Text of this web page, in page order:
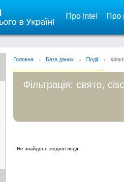
Про Intel Про
Головна База даних Події
Фільтрація: свято,
Не знайдено жодної події